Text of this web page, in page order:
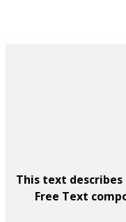
This text
Free Text